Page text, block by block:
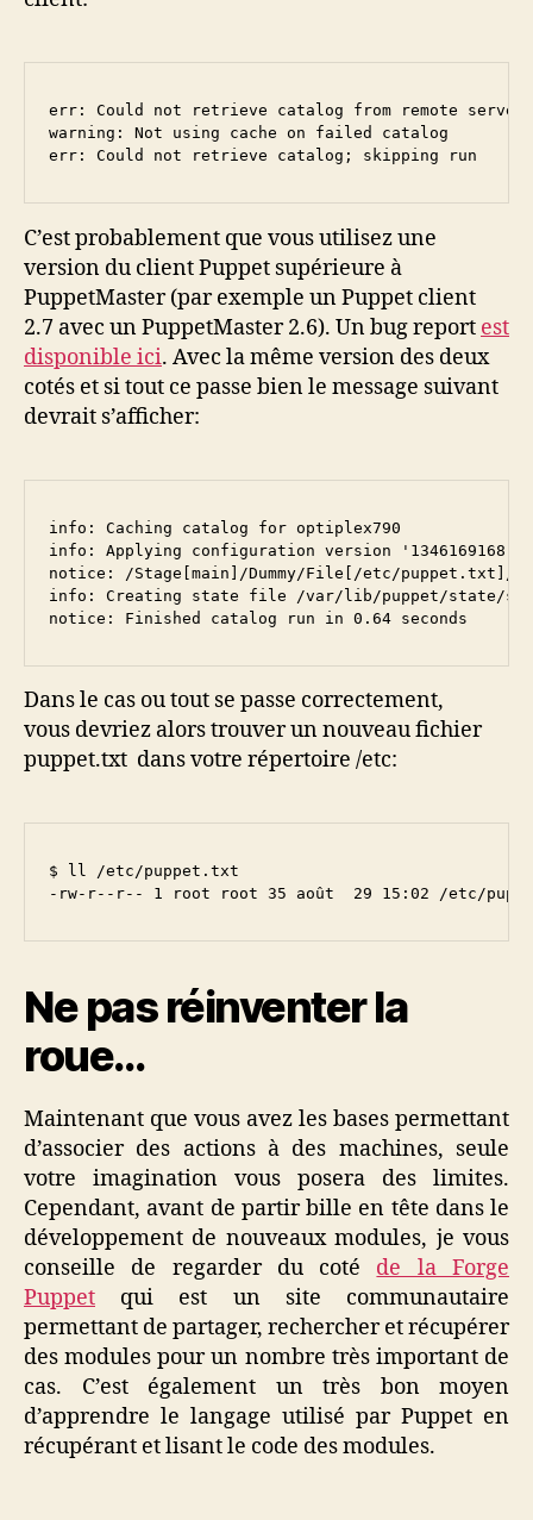
err: Could not retrieve catalog from remote server:
warning: Not using cache on failed catalog
err: Could not retrieve catalog; skipping run
C’est probablement que vous utilisez une
version du client Puppet supérieure à
PuppetMaster (par exemple un Puppet client
2.7 avec un PuppetMaster 2.6). Un bug report est
disponible ici. Avec la même version des deux
cotés et si tout ce passe bien le message suivant
devrait s’afficher:
info: Caching catalog for optiplex790
info: Applying configuration version '1346169168'
notice: /Stage[main]/Dummy/File[/etc/puppet.txt]/
info: Creating state file /var/lib/puppet/state/
notice: Finished catalog run in 0.64 seconds
Dans le cas ou tout se passe correctement,
vous devriez alors trouver un nouveau fichier
puppet.txt dans votre répertoire /etc:
$ ll /etc/puppet.txt
-rw-r--r-- 1 root root 35 août  29 15:02 /etc/
Ne pas réinventer la
roue…
Maintenant que vous avez les bases permettant
d’associer des actions à des machines, seule
votre imagination vous posera des limites.
Cependant, avant de partir bille en tête dans le
développement de nouveaux modules, je vous
conseille de regarder du coté de la Forge
Puppet qui est un site communautaire
permettant de partager, rechercher et récupérer
des modules pour un nombre très important de
cas. C’est également un très bon moyen
d’apprendre le langage utilisé par Puppet en
récupérant et lisant le code des modules.